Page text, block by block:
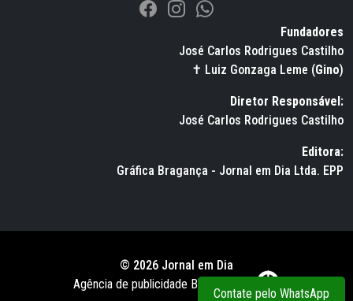
Fundadores
José Carlos Rodrigues Castilho
✝ Luiz Gonzaga Leme (Gino)
Diretor Responsável:
José Carlos Rodrigues Castilho
Editora:
Gráfica Bragança - Jornal em Dia Ltda. EPP
© 2026 Jornal em Dia
Agência de publicidade BWS RUSSO
Contate pelo WhatsApp